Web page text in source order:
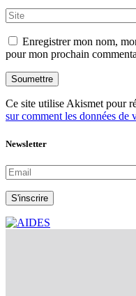
Enregistrer mon nom,
pour mon prochain
Soumettre
Ce site utilise Akismet pour
sur comment les données de
Newsletter
S'inscrire